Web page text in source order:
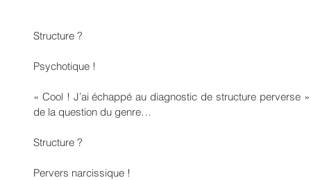
Structure ?
Psychotique !
« Cool ! J’ai échappé au diagnostic de structure perverse
de la question du genre…
Structure ?
Pervers narcissique !